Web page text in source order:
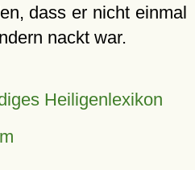
dass er nicht einmal
nackt war.
Heiligenlexikon